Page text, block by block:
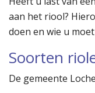
aan het riool?
doen en wie u
Soorten
De gemeente